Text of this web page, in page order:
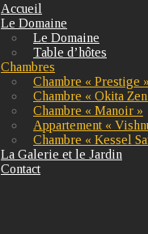
Accueil
Le Domaine
Le Domaine
Table d’hôtes
Chambres
Chambre « Prestige »
Chambre « Okita
Chambre « Manoir »
Appartement «
Chambre « Kessel
La Galerie et le Jardin
Contact